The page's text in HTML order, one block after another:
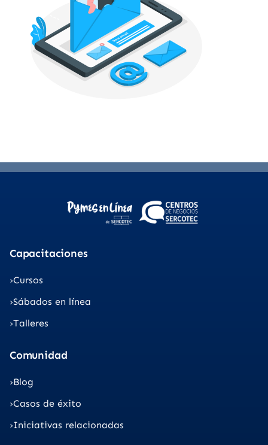
Capacitaciones
Cursos
Sábados en línea
Talleres
Comunidad
Blog
Casos de éxito
Iniciativas relacionadas